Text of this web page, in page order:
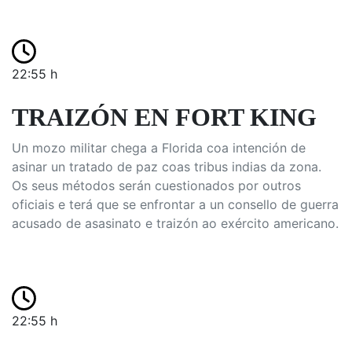
22:55 h
TRAIZÓN EN FORT KING
Un mozo militar chega a Florida coa intención de
asinar un tratado de paz coas tribus indias da zona.
Os seus métodos serán cuestionados por outros
oficiais e terá que se enfrontar a un consello de guerra
acusado de asasinato e traizón ao exército americano.
22:55 h